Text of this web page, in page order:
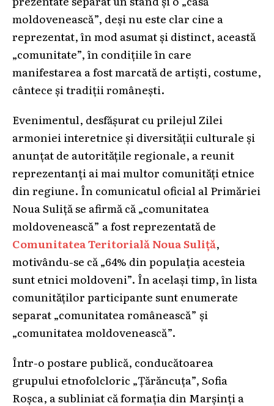
moldovenească”, deși nu este clar cine a
reprezentat, în mod asumat și distinct, această
„comunitate”, în condițiile în care
manifestarea a fost marcată de artiști, costume,
cântece și tradiții românești.
Evenimentul, desfășurat cu prilejul Zilei
armoniei interetnice și diversității culturale și
anunțat de autoritățile regionale, a reunit
reprezentanți ai mai multor comunități etnice
din regiune. În comunicatul oficial al Primăriei
Noua Suliță se afirmă că „comunitatea
moldovenească” a fost reprezentată de
Comunitatea Teritorială Noua Suliță,
motivându-se că „64% din populația acesteia
sunt etnici moldoveni”. În același timp, în lista
comunităților participante sunt enumerate
separat „comunitatea românească” și
„comunitatea moldovenească”.
Într-o postare publică, conducătoarea
grupului etnofolcloric „Țărăncuța”, Sofia
Roșca, a subliniat că formația din Marșinți a